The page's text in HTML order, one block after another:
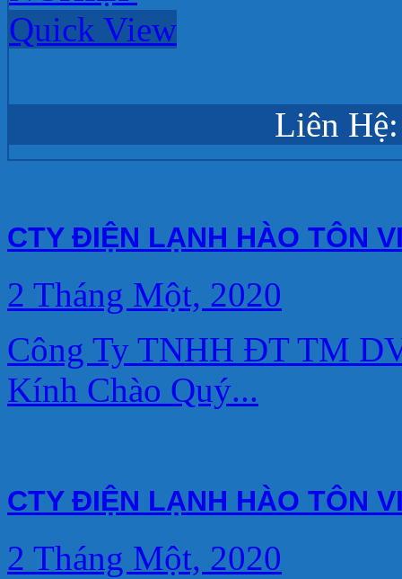
Quick View
Liên
CTY ĐIỆN LẠNH HÀO TÔN
2 Tháng Một, 2020
Công Ty TNHH ĐT TM
Kính Chào Quý...
CTY ĐIỆN LẠNH HÀO TÔN
2 Tháng Một, 2020